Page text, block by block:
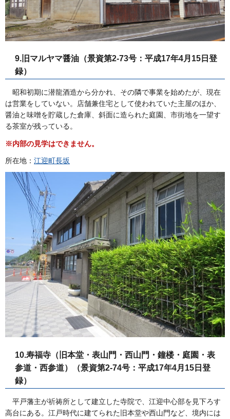
9.旧マルヤマ醤油（景資第2-73号：平成17年4月15日登
録）
昭和初期に潜龍酒造から分かれ、その隣で事業を始めたが、現在
は営業をしていない。店舗兼住宅として使われていた主屋のほか、
醤油と味噌を貯蔵した倉庫、斜面に造られた庭園、市街地を一望す
る茶室が残っている。
※内部の見学はできません。
所在地： 江迎町長坂
10.寿福寺（旧本堂・表山門・西山門・鐘楼・庭園・表
参道・西参道）（景資第2-74号：平成17年4月15日登
録）
平戸藩主が祈祷所として建立した寺院で、江迎中心部を見下ろす
高台にある。江戸時代に建てられた旧本堂や西山門など、境内には